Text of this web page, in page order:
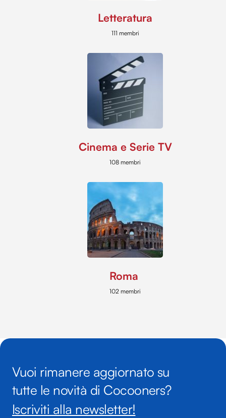
Letteratura
111 membri
Cinema e Serie TV
108 membri
Roma
102 membri
Vuoi rimanere aggiornato su
tutte le novità di Cocooners?
Iscriviti alla newsletter!